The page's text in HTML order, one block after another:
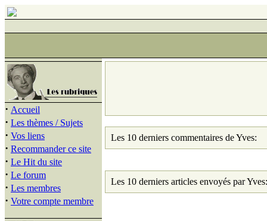
· Accueil
· Les thèmes / Sujets
· Vos liens
· Recommander ce site
· Le Hit du site
· Le forum
· Les membres
· Votre compte membre
Les 10 derniers commentaires de Yves:
Les 10 derniers articles envoyés par Yves: